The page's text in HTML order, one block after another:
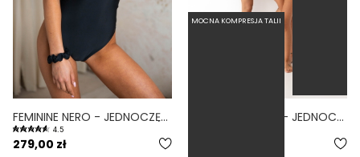
FEMININE NERO - JEDNOCZĘŚCIOWY STRÓJ KĄPIELOWY MODELUJĄCY WIĄZANY NA SZYI CZARNY
4.5
279,00 zł
BASIC TALL NERO - JEDNOCZĘŚCIOWY STRÓJ KĄPIELOWY DLA WYSOKICH MODELUJĄCY CZARNY
MOCNA KOMPRESJA TALII